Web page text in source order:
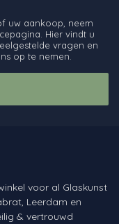
uw aankoop, neem
Hier vindt u
vragen en
op te nemen.
voor al Glaskunst
Leerdam en
& vertrouwd